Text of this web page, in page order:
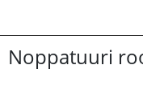
Noppatuuri